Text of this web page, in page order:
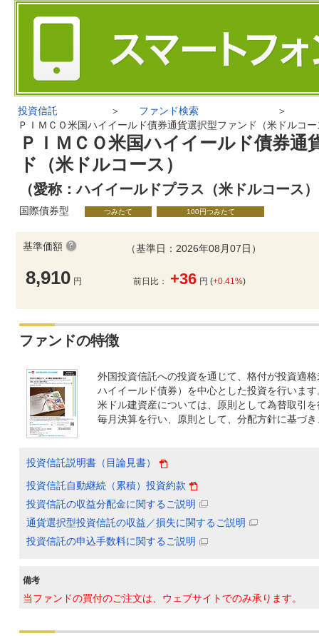
投資信託 ＞ ファンド検索
＞
ＰＩＭＣＯ米国ハイイールド債券通貨選択型ファンド（米ドルコ
ＰＩＭＣＯ米国ハイイールド債券通
ド（米ドルコース）
（愛称：ハイイールドプラス（米ドルコース
国際債券型 つみたて 100円つみたて
基準価額
8,910 円
（基準日：2026年08月07日）
前日比： +36 円 (+0.41%)
ファンドの特徴
外国投資信託への投資を通じて、格付が投資適
ハイイールド債券）を中心とした投資を行います
米ドル建資産については、原則として為替取引
毎月決算を行い、原則として、分配方針に基づ
投資信託説明書（目論見書）
投資信託自動継続（累積）投資約款
投資信託の収益分配金に関するご説明
通貨選択型投資信託の収益／損失に関するご説明
投資信託の申込手数料に関するご説明
備考
当ファンドの買付のご注文は、ウェブサイトでのみ承ります。